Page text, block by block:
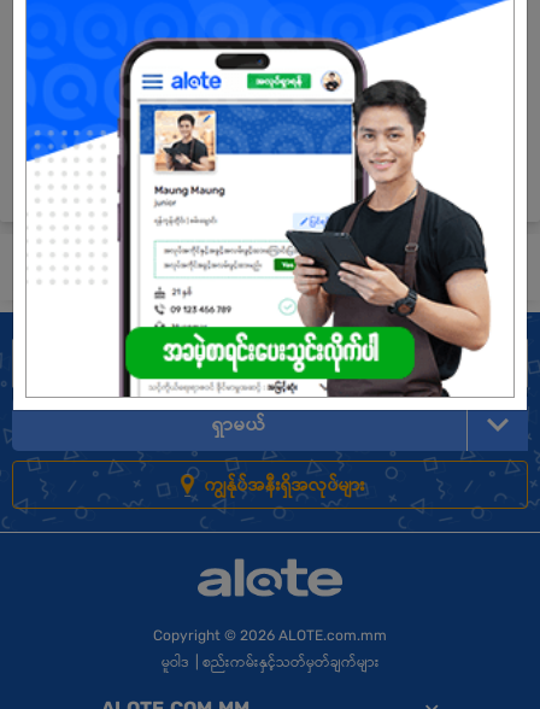
ထုတ်လုပ်ခြင်း ၊ ထောက်ပံ့ခြင်းလုပ်ငန်းများအတွက် ထိပ်တန်းလုပ်ငန်းတစ်ခု
ဖြစ်သည်။ ကျွန်ုပ်တို့သည် မြန်မာနိုင်ငံရှိ ကွန်ကရစ်ထုတ်လုပ်မှုလုပ်ငန်းများ
တွင် ပထမဆုံးသော ISO (9001:2000) အသိအမှတ်ပြု လက်မှတ်ရထား
သော ကုမ္ပဏီဖြစ်ပြီး လုပ်ငန်းခွင် ကျား၊မ တန်းတူညီမျှမှုအတွက် EDGE
အသိအမှတ်ပြု လက်မှတ် ရရှိထားပါသည်။ ပြည်တွင်းတွင် နိုင်ငံတကာအဆင့်
မီ ဘိလပ်မြေ၊ အသင့်ဖျော်ကွန်ကရစ် ၊ အသင့်သုံးကွန်ကရစ်ပြားများကို
ထုတ်လုပ်ခြင်းဖြင့် နိုင်ငံတော် ဖွံ့ဖြိုးတိုးတက်ရေး ကုန်ကျစရိတ်ကို သက်သာ
စေပြီး ပိုမိုကောင်းမွန်သော ဖွံ့ဖြိုးတိုးတက်မှုများအတွက် ဖန်တီးပေးပါသည်။
သင့်တော်ရာအလုပ် ခေါ်ရန်လျှောက်ပါ!
ရှာမယ်
ကျွန်ုပ်အနီးရှိအလုပ်များ
Copyright © 2026 ALOTE.com.mm
မူဝါဒ
စည်းကမ်းနှင့်သတ်မှတ်ချက်များ